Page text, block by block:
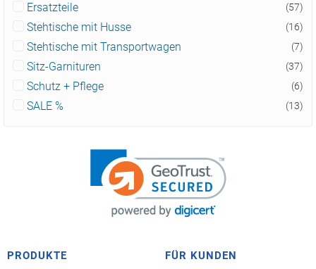
Ersatzteile (57)
Stehtische mit Husse (16)
Stehtische mit Transportwagen (7)
Sitz-Garnituren (37)
Schutz + Pflege (6)
SALE % (13)
PRODUKTE FÜR KUNDEN